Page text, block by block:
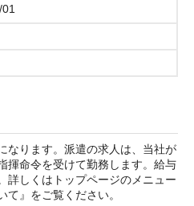
なります。派遣の求人は、当社が
揮命令を受けて勤務します。給与
詳しくはトップページのメニュー
て』をご覧ください。